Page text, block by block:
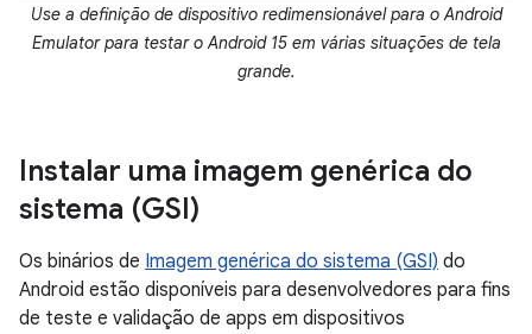
Use a definição de dispositivo redimensionável para o Android
Emulator para testar o Android 15 em várias situações de tela
grande.
Instalar uma imagem genérica do
sistema (GSI)
Os binários de Imagem genérica do sistema (GSI) do
Android estão disponíveis para desenvolvedores para fins
de teste e validação de apps em dispositivos